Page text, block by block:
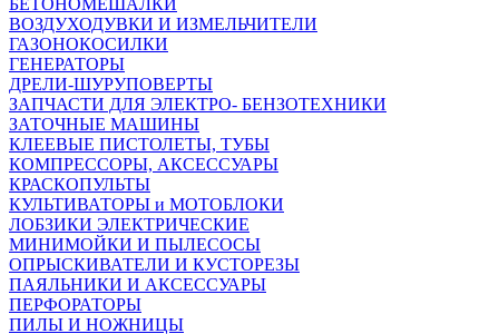
БЕТОНОМЕШАЛКИ
ВОЗДУХОДУВКИ И ИЗМЕЛЬЧИТЕЛИ
ГАЗОНОКОСИЛКИ
ГЕНЕРАТОРЫ
ДРЕЛИ-ШУРУПОВЕРТЫ
ЗАПЧАСТИ ДЛЯ ЭЛЕКТРО- БЕНЗОТЕХНИКИ
ЗАТОЧНЫЕ МАШИНЫ
КЛЕЕВЫЕ ПИСТОЛЕТЫ, ТУБЫ
КОМПРЕССОРЫ, АКСЕССУАРЫ
КРАСКОПУЛЬТЫ
КУЛЬТИВАТОРЫ и МОТОБЛОКИ
ЛОБЗИКИ ЭЛЕКТРИЧЕСКИЕ
МИНИМОЙКИ И ПЫЛЕСОСЫ
ОПРЫСКИВАТЕЛИ И КУСТОРЕЗЫ
ПАЯЛЬНИКИ И АКСЕССУАРЫ
ПЕРФОРАТОРЫ
ПИЛЫ И НОЖНИЦЫ